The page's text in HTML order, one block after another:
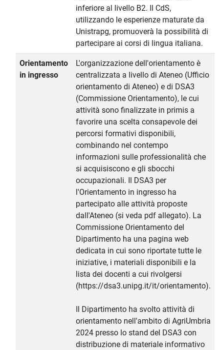
inferiore al livello B2. Il CdS,
utilizzando le esperienze maturate da
Unistrapg, promuoverà la possibilità di
partecipare ai corsi di lingua italiana.
Orientamento
in ingresso
L'organizzazione dell'orientamento è
centralizzata a livello di Ateneo (Ufficio
orientamento di Ateneo) e di DSA3
(Commissione Orientamento), le cui
attività sono finalizzate in primis a
favorire una scelta consapevole dei
percorsi formativi disponibili,
combinando nel contempo
informazioni sulle professionalità che
si acquisiscono e gli sbocchi
occupazionali. Il DSA3 per
l'Orientamento in ingresso ha
partecipato alle attività proposte
dall'Ateneo (si veda pdf allegato). La
Commissione Orientamento del
Dipartimento ha una pagina web
dedicata in cui sono riportate tutte le
iniziative, i materiali disponibili e la
lista dei docenti a cui rivolgersi
(https://dsa3.unipg.it/it/orientamento).
Il Dipartimento ha svolto attività di
orientamento nell'ambito di AgriUmbria
2024 presso lo stand del DSA3 con
distribuzione di materiale informativo